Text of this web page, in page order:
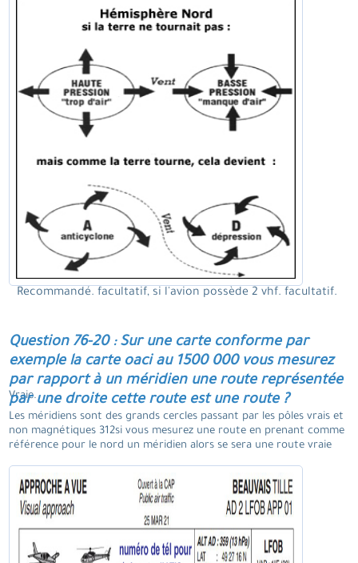
Recommandé. facultatif, si l'avion possède 2 vhf. facultatif.
Question 76-20 : Sur une carte conforme par
exemple la carte oaci au 1500 000 vous mesurez
par rapport à un méridien une route représentée
par une droite cette route est une route ?
Vraie.
Les méridiens sont des grands cercles passant par les pôles vrais et
non magnétiques 312si vous mesurez une route en prenant comme
référence pour le nord un méridien alors se sera une route vraie